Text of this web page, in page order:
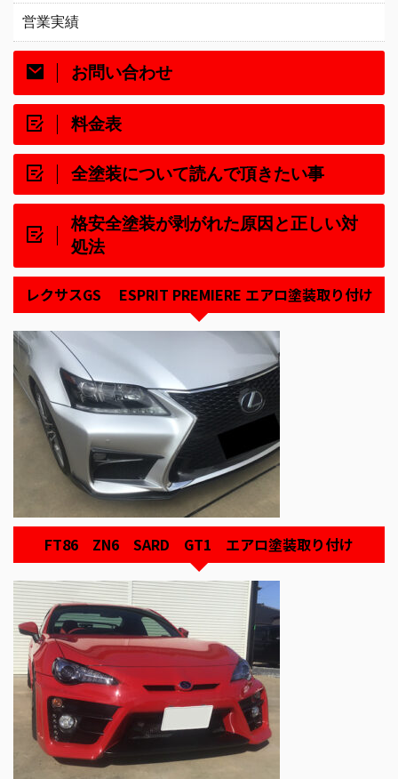
営業実績
お問い合わせ
料金表
全塗装について読んで頂きたい事
格安全塗装が剥がれた原因と正しい対
処法
レクサスGS ESPRIT PREMIERE エアロ塗装取り付け
FT86 ZN6 SARD GT1 エアロ塗装取り付け